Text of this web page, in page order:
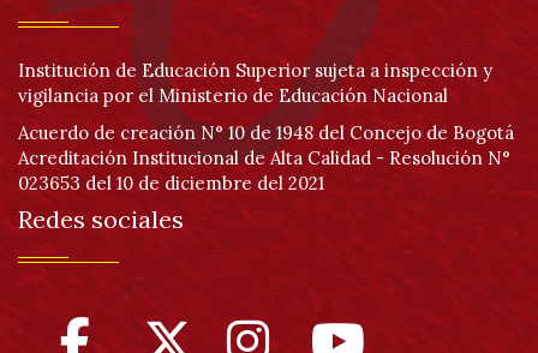
Institución de Educación Superior sujeta a inspección y
vigilancia por el Ministerio de Educación Nacional
Acuerdo de creación N° 10 de 1948 del Concejo de Bogotá
Acreditación Institucional de Alta Calidad - Resolución N°
023653 del 10 de diciembre del 2021
Redes sociales